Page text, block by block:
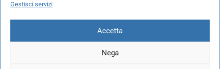
Gestisci servizi
Accetta
Nega
Cookie Policy